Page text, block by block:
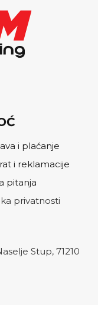
i plaćanje
i reklamacije
pitanja
privatnosti
Stup, 71210